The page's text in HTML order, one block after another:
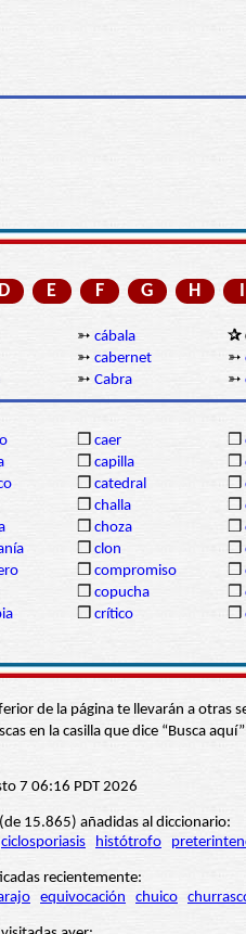
D E F G H I
➳ cábala ✰
➳ cabernet ➳
➳ Cabra ➳
❒ caer ❒
❒ capilla ❒
❒ catedral ❒
❒ challa ❒
❒ choza ❒
❒ clon ❒
❒ compromiso ❒
❒ copucha ❒
❒ crítico ❒
de la página te llevarán a
en la casilla que dice “Busca
7 06:16 PDT 2026
15.865) añadidas al diccionario:
ciclosporiasis histótrofo
recientemente:
equivocación chuico